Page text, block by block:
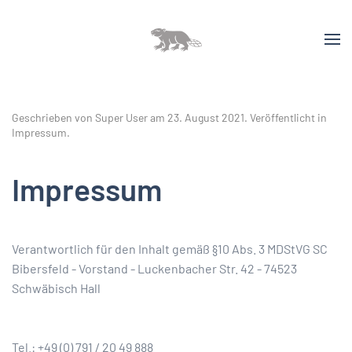
Geschrieben von Super User am 23. August 2021. Veröffentlicht in
Impressum.
Impressum
Verantwortlich für den Inhalt gemäß §10 Abs. 3 MDStVG SC
Bibersfeld - Vorstand - Luckenbacher Str. 42 - 74523
Schwäbisch Hall
Tel.: +49 (0) 791 / 20 49 888